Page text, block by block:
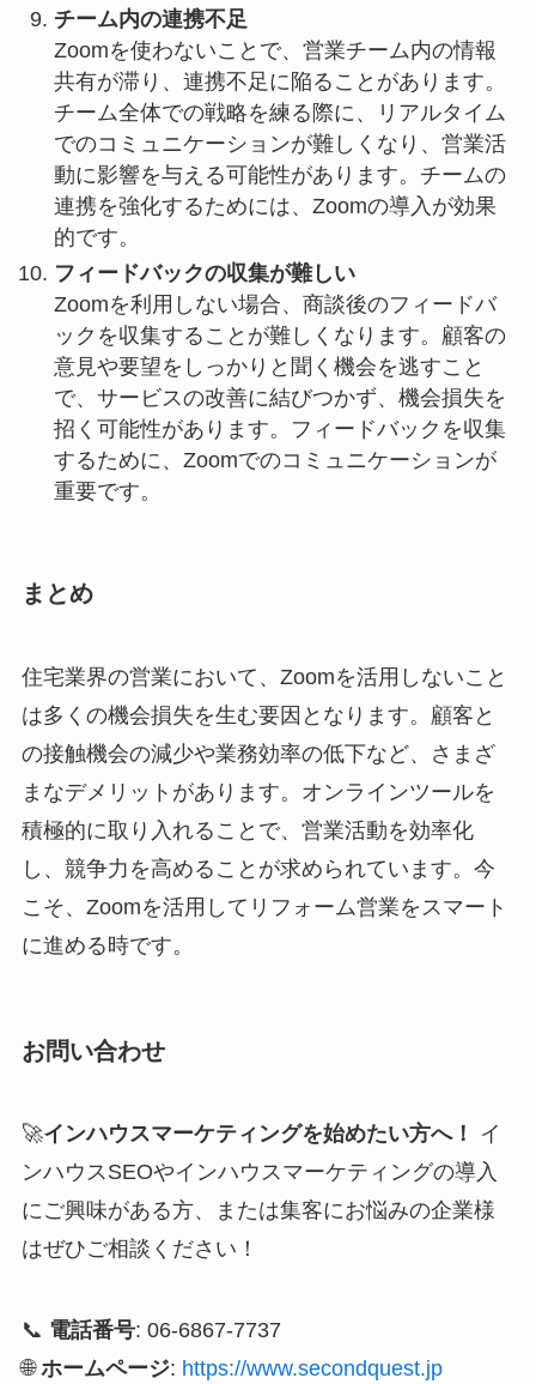
チーム内の連携不足
Zoomを使わないことで、営業チーム内の情報
共有が滞り、連携不足に陥ることがあります。
チーム全体での戦略を練る際に、リアルタイム
でのコミュニケーションが難しくなり、営業活
動に影響を与える可能性があります。チームの
連携を強化するためには、Zoomの導入が効果
的です。
フィードバックの収集が難しい
Zoomを利用しない場合、商談後のフィードバ
ックを収集することが難しくなります。顧客の
意見や要望をしっかりと聞く機会を逃すこと
で、サービスの改善に結びつかず、機会損失を
招く可能性があります。フィードバックを収集
するために、Zoomでのコミュニケーションが
重要です。
まとめ
住宅業界の営業において、Zoomを活用しないこと
は多くの機会損失を生む要因となります。顧客と
の接触機会の減少や業務効率の低下など、さまざ
まなデメリットがあります。オンラインツールを
積極的に取り入れることで、営業活動を効率化
し、競争力を高めることが求められています。今
こそ、Zoomを活用してリフォーム営業をスマート
に進める時です。
お問い合わせ
🚀インハウスマーケティングを始めたい方へ！
イ
ンハウスSEOやインハウスマーケティングの導入
にご興味がある方、または集客にお悩みの企業様
はぜひご相談ください！
📞 電話番号: 06-6867-7737
🌐ホームページ: https://www.secondquest.jp